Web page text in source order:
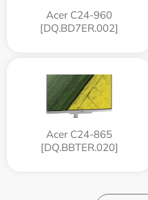
Acer C24-960
[DQ.BD7ER.002]
Acer C24-865
[DQ.BBTER.020]